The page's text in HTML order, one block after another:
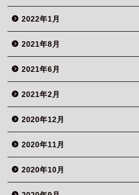
2022年1月
2021年8月
2021年6月
2021年2月
2020年12月
2020年11月
2020年10月